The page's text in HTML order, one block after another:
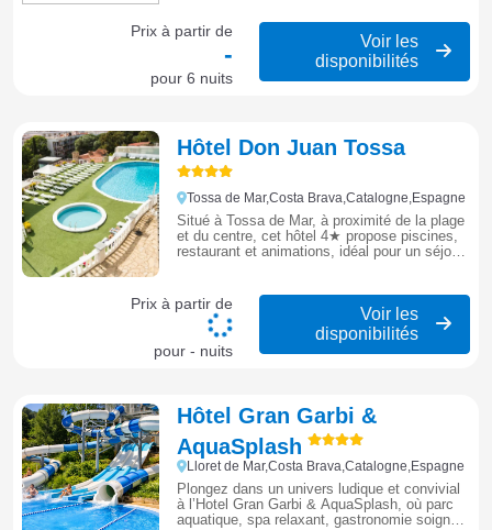
Prix à partir de
-
pour 6 nuits
Voir les
disponibilités
Hôtel Don Juan Tossa
Tossa de Mar,Costa Brava,Catalogne,Espagne
Situé à Tossa de Mar, à proximité de la plage
et du centre, cet hôtel 4★ propose piscines,
restaurant et animations, idéal pour un séjour
Prix à partir de
pour - nuits
Voir les
disponibilités
Hôtel Gran Garbi &
AquaSplash
Lloret de Mar,Costa Brava,Catalogne,Espagne
Plongez dans un univers ludique et convivial
à l’Hotel Gran Garbi & AquaSplash, où parc
aquatique, spa relaxant, gastronomie soignée